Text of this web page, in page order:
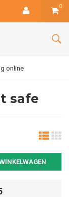
0
online
safe